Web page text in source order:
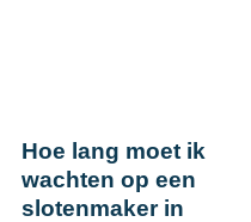
Hoe lang moet ik
wachten op een
slotenmaker in